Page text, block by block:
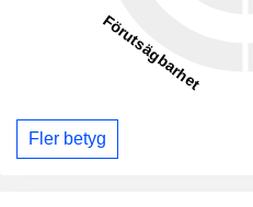
Fler betyg